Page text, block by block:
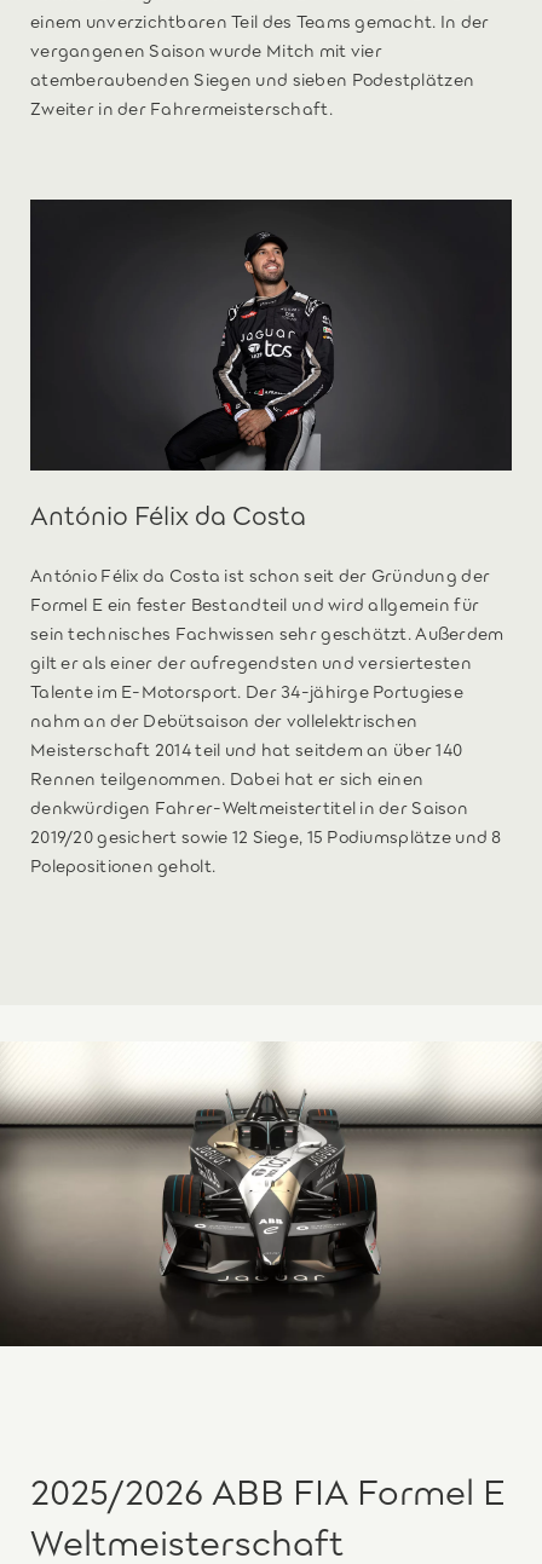
einem unverzichtbaren Teil des Teams gemacht. In der
vergangenen Saison wurde Mitch mit vier
atemberaubenden Siegen und sieben Podestplätzen
Zweiter in der Fahrermeisterschaft.
António Félix da Costa
António Félix da Costa ist schon seit der Gründung der
Formel E ein fester Bestandteil und wird allgemein für
sein technisches Fachwissen sehr geschätzt. Außerdem
gilt er als einer der aufregendsten und versiertesten
Talente im E-Motorsport. Der 34-jähirge Portugiese
nahm an der Debütsaison der vollelektrischen
Meisterschaft 2014 teil und hat seitdem an über 140
Rennen teilgenommen. Dabei hat er sich einen
denkwürdigen Fahrer-Weltmeistertitel in der Saison
2019/20 gesichert sowie 12 Siege, 15 Podiumsplätze und 8
Polepositionen geholt.
2025/2026 ABB FIA Formel E
Weltmeisterschaft